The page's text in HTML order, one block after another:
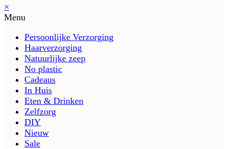
×
Menu
Persoonlijke Verzorging
Haarverzorging
Natuurlijke zeep
No plastic
Cadeaus
In Huis
Eten & Drinken
Zelfzorg
DIY
Nieuw
Sale